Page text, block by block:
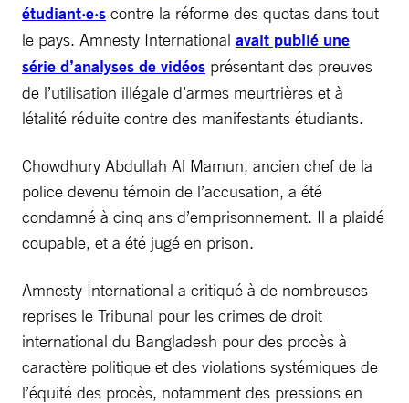
étudiant·e·s contre la réforme des quotas dans tout
le pays. Amnesty International avait publié une
série d’analyses de vidéos présentant des preuves
de l’utilisation illégale d’armes meurtrières et à
létalité réduite contre des manifestants étudiants.
Chowdhury Abdullah Al Mamun, ancien chef de la
police devenu témoin de l’accusation, a été
condamné à cinq ans d’emprisonnement. Il a plaidé
coupable, et a été jugé en prison.
Amnesty International a critiqué à de nombreuses
reprises le Tribunal pour les crimes de droit
international du Bangladesh pour des procès à
caractère politique et des violations systémiques de
l’équité des procès, notamment des pressions en